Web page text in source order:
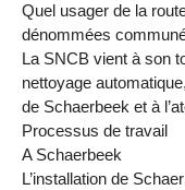
Quel usager de la
dénommées
La SNCB vient à son
nettoyage
de Schaerbeek et à
Processus de travail
A Schaerbeek
L’installation de